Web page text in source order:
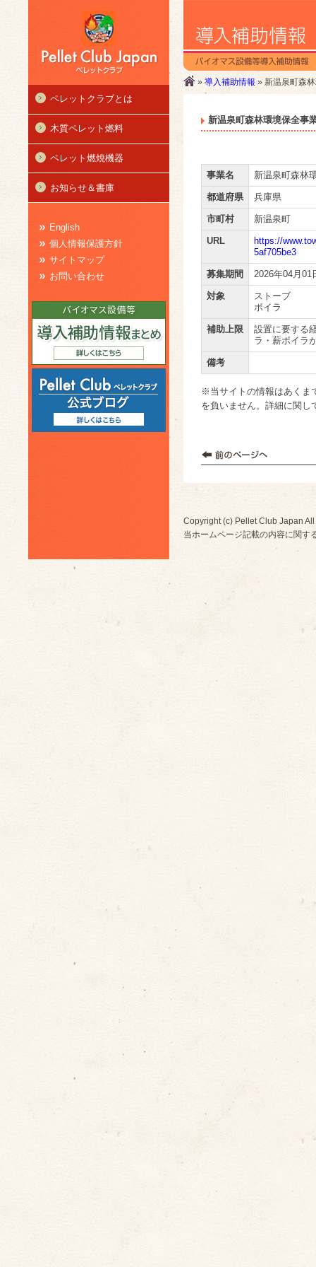
» 導入補助情報 » 新温泉町森
新温泉町森林環境保全事
事業名 新温泉町森林
都道府県 兵庫県
市町村 新温泉町
URL
https://
5af705be3
募集期間 2026年04月01
対象
ストーブ
ボイラ
補助上限
設置に要する
ラ・薪ボイラ
備考
※当サイトの情報はあくま
を負いません。詳細に関し
ペレットクラブとは
木質ペレット燃料
ペレット燃焼機器
お知らせ＆書庫
English
個人情報保護方針
サイトマップ
お問い合わせ
Copyright (c) Pellet Club Japan
当ホームページ記載の内容に関す